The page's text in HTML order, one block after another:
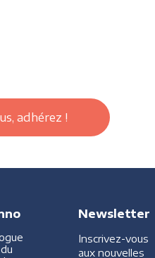
adhérez !
Newsletter
Inscrivez-vous
aux nouvelles